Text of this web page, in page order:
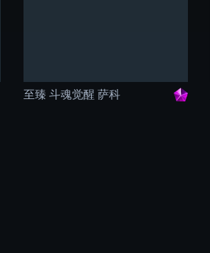
至臻 斗魂觉醒 萨科